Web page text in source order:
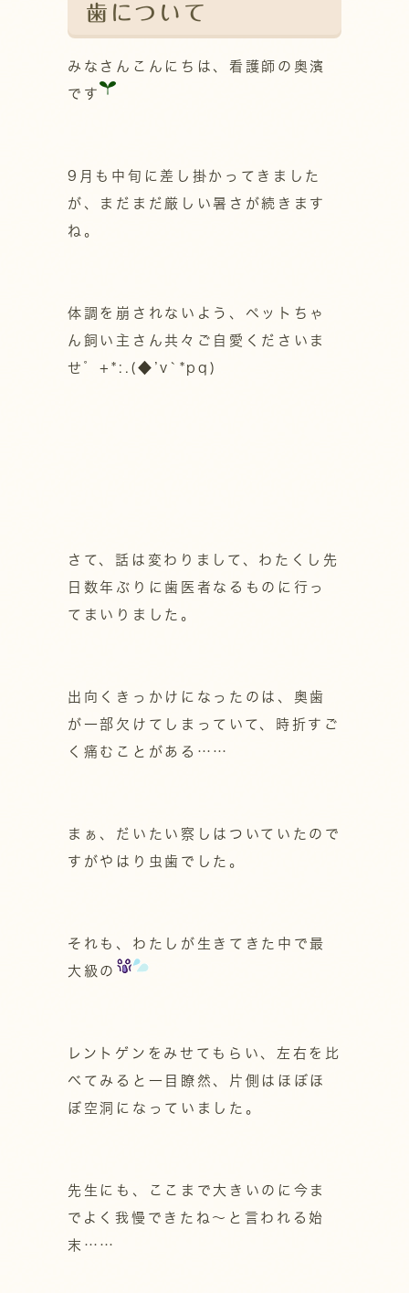
歯について
みなさんこんにちは、看護師の奥濱
です
9月も中旬に差し掛かってきました
が、まだまだ厳しい暑さが続きます
ね。
体調を崩されないよう、ペットちゃ
ん飼い主さん共々ご自愛くださいま
せ゜+*:.(◆’v`*pq)
さて、話は変わりまして、わたくし先
日数年ぶりに歯医者なるものに行っ
てまいりました。
出向くきっかけになったのは、奥歯
が一部欠けてしまっていて、時折すご
く痛むことがある……
まぁ、だいたい察しはついていたので
すがやはり虫歯でした。
それも、わたしが生きてきた中で最
大級の
レントゲンをみせてもらい、左右を比
べてみると一目瞭然、片側はほぼほ
ぼ空洞になっていました。
先生にも、ここまで大きいのに今ま
でよく我慢できたね～と言われる始
末……